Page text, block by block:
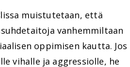
muistutetaan, että
vanhemmiltaan
oppimisen kautta. Jos
vihalle ja aggressiolle, he